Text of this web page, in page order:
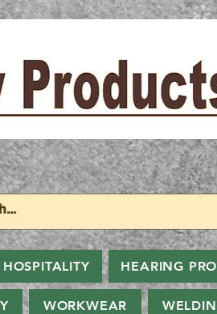
HOSPITALITY HEARING
WORKWEAR